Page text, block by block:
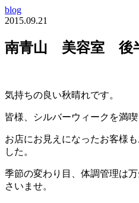
blog
2015.09.21
南青山 美容室 後
気持ちの良い秋晴れです。
皆様、シルバーウィークを満
お店にお見えになったお客様
した。
季節の変わり目、体調管理は
さいませ。